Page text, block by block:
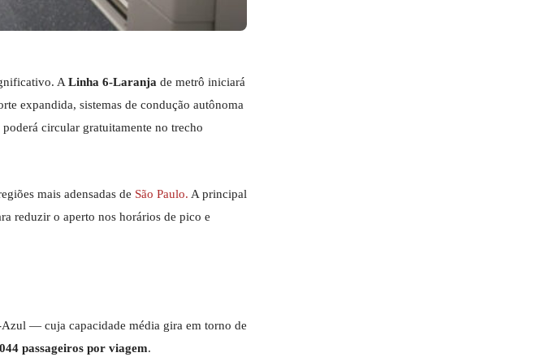
ALinha 6-Laranja de metrô iniciará
expandida, sistemas de condução autônoma
circular gratuitamente no trecho
mais adensadas de São Paulo. A principal
reduzir o aperto nos horários de pico e
— cuja capacidade média gira em torno de
passageiros por viagem.